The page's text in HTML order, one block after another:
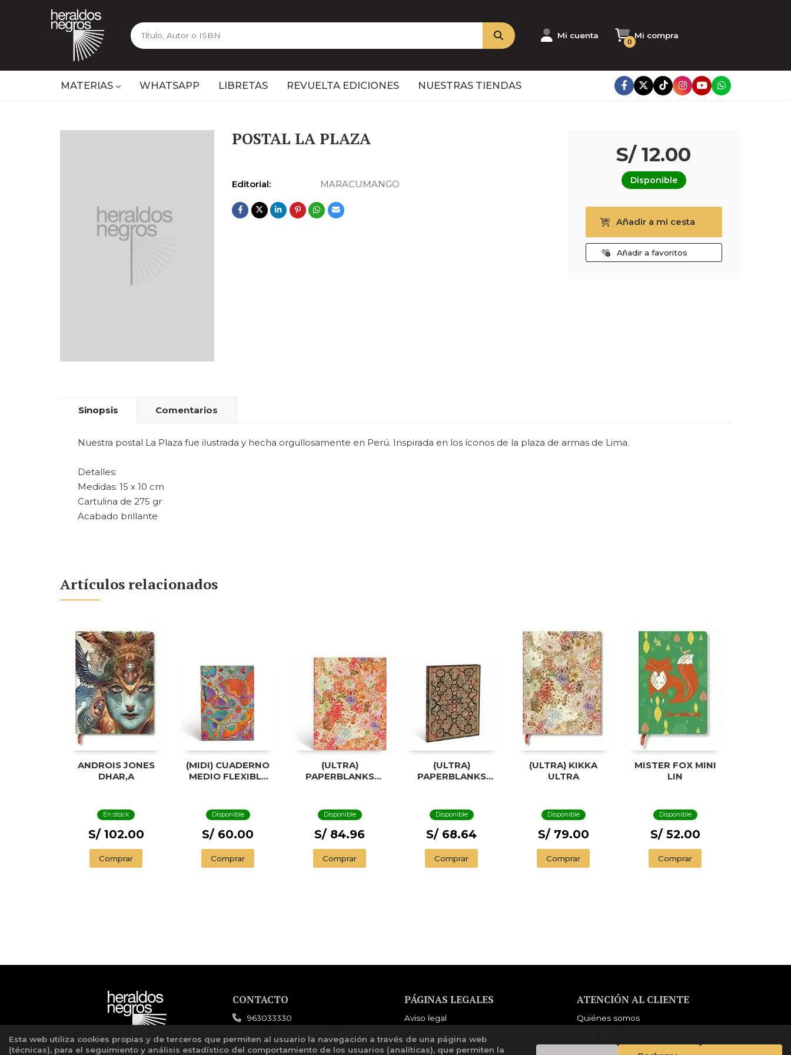
Mi cuenta Mi compra
0
MATERIAS WHATSAPP LIBRETAS REVUELTA EDICIONES NUESTRAS TIENDAS
POSTAL LA PLAZA
Editorial: MARACUMANGO
S/ 12.00
Disponible
Añadir a mi cesta
Añadir a favoritos
Sinopsis Comentarios
Nuestra postal La Plaza fue ilustrada y hecha orgullosamente en Perú. Inspirada en los íconos de la plaza de armas de Lima.
Detalles:
Medidas: 15 x 10 cm
Cartulina de 275 gr
Acabado brillante
Artículos relacionados
ANDROIS JONES
DHAR,A
En stock
S/ 102.00
Comprar
(MIDI) CUADERNO
MEDIO FLEXIBLE
Disponible
S/ 60.00
Comprar
(ULTRA)
PAPERBLANKS
Disponible
S/ 84.96
Comprar
(ULTRA)
PAPERBLANKS
Disponible
S/ 68.64
Comprar
(ULTRA) KIKKA
ULTRA
Disponible
S/ 79.00
Comprar
MISTER FOX MINI
LIN
Disponible
S/ 52.00
Comprar
CONTACTO
963033330
comercial1@heraldosnegros.com
Formulario de contacto
PÁGINAS LEGALES
Aviso legal
Condiciones de venta
Política de privacidad
ATENCIÓN AL CLIENTE
Quiénes somos
Esta web utiliza cookies propias y de terceros que permiten al usuario la navegación a través de una página web
(técnicas), para el seguimiento y análisis estadístico del comportamiento de los usuarios (analíticas), que permiten la